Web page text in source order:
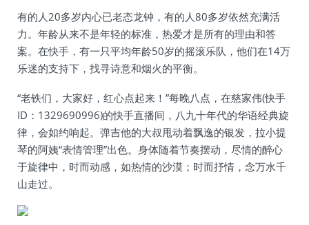
有的人20多岁内心已老态龙钟，有的人80多岁依然充满活
力。年龄从来不是年轻的标准，热爱才是所有的理由和答
案。在快手，有一只平均年龄50岁的摇滚乐队，他们在14万
乐迷的支持下，找寻诗意和烟火的平衡。
“老铁们，大家好，红心点起来！”每晚八点，在慈家伟(快手
ID：1329690996)的快手直播间，八九十年代的华语经典旋
律，会如约响起。弹吉他的大叔甩动着飘逸的银发，拉小提
琴的阿姨“表情管理”出色。身体随着节奏摆动，尽情的醉心
于旋律中，时而动感，如热情的沙漠；时而抒情，念万水千
山走过。